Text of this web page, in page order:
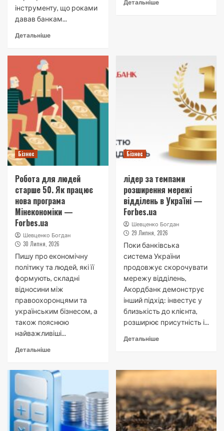
інструменту, що роками
давав банкам...
Детальніше
Детальніше
Бізнес
Робота для людей
старше 50. Як працює
нова програма
Мінекономіки —
Forbes.ua
Шевценко Богдан
30 Липня, 2026
Пишу про економічну
політику та людей, які її
формують, складні
відносини між
правоохоронцями та
українським бізнесом, а
також пояснюю
найважливіші...
Детальніше
Бізнес
лідер за темпами
розширення мережі
відділень в Україні —
Forbes.ua
Шевценко Богдан
29 Липня, 2026
Поки банківська
система України
продовжує скорочувати
мережу відділень,
Акордбанк демонструє
інший підхід: інвестує у
близькість до клієнта,
розширює присутність і...
Детальніше